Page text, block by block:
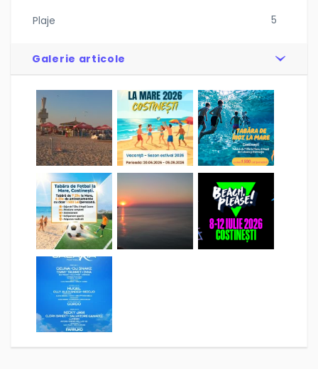
Plaje 5
Galerie articole